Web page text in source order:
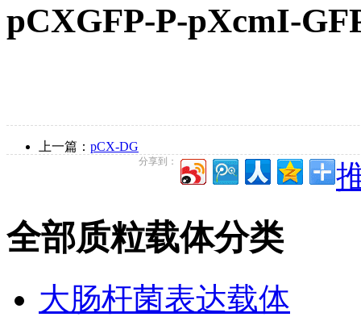
pCXGFP-P-pXcmI-
上一篇： pCX-DG
分享到：
全部质粒载体分类
大肠杆菌表达载体